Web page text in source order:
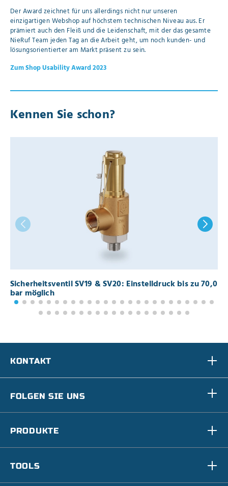
Der Award zeichnet für uns allerdings nicht nur unseren
einzigartigen Webshop auf höchstem technischen Niveau aus. Er
prämiert auch den Fleiß und die Leidenschaft, mit der das gesamte
NieRuf Team jeden Tag an die Arbeit geht, um noch kunden- und
lösungsorientierter am Markt präsent zu sein.
Zum Shop Usability Award 2023
Kennen Sie schon?
Sicherheitsventil SV19 & SV20: Einstelldruck bis zu 70,0
bar möglich
KONTAKT
FOLGEN SIE UNS
PRODUKTE
TOOLS